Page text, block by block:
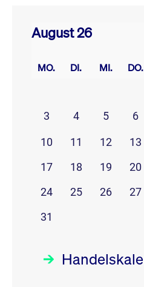
August 26
MO. DI. MI. DO.
3
4 5 6
10 11 12 13
17
18 19 20
24
25 26 27
31